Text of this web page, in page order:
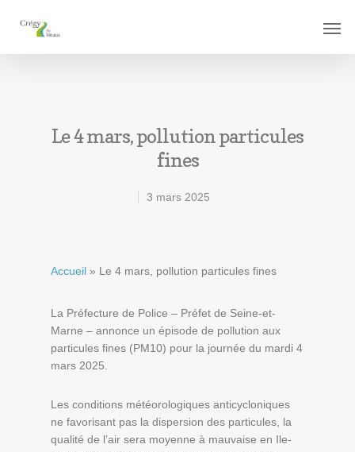
Le 4 mars, pollution particules
fines
3 mars 2025
Accueil » Le 4 mars, pollution particules fines
La Préfecture de Police – Préfet de Seine-et-
Marne – annonce un épisode de pollution aux
particules fines (PM10) pour la journée du mardi 4
mars 2025.
Les conditions météorologiques anticycloniques
ne favorisant pas la dispersion des particules, la
qualité de l’air sera moyenne à mauvaise en Ile-